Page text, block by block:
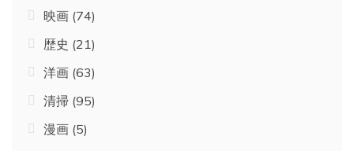
映画 (74)
歴史 (21)
洋画 (63)
清掃 (95)
漫画 (5)